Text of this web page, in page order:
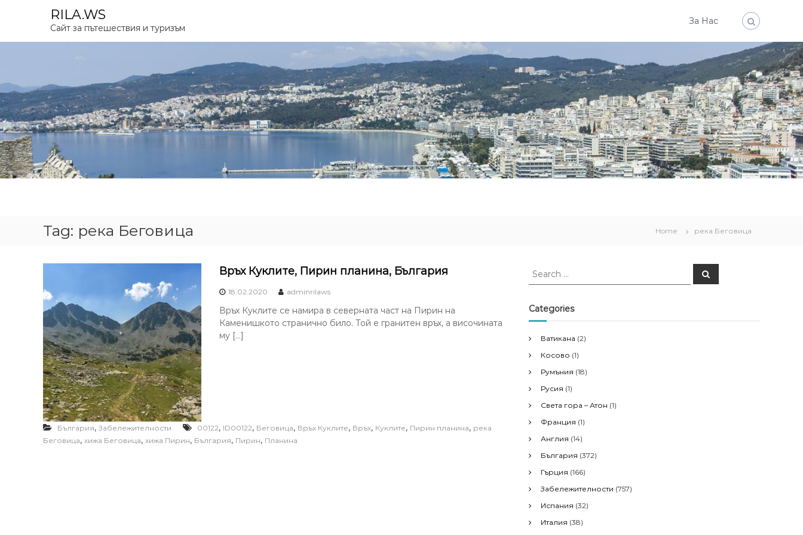
p
c
o
n
t
e
n
t
RILA.WS
Сайт за пътешествия и туризъм
За Нас
Tag: река Беговица Home река Беговица
Връх Куклите, Пирин планина, България
18.02.2020 adminrilaws
Връх Куклите се намира в северната част на Пирин на
Каменишкото странично било. Той е гранитен връх, а височината
му […]
България, Забележителности 00122, ID00122, Беговица, Връх Куклите, Връх, Куклите, Пирин планина, река
Беговица, хижа Беговица, хижа Пирин, България, Пирин, Планина
S
r
c
f
o
r
S
e
Categories
Ватикана (2)
Косово (1)
Румъния (18)
Русия (1)
Света гора – Атон (1)
Франция (1)
Англия (14)
България (372)
Гърция (166)
Забележителности (757)
Испания (32)
Италия (38)